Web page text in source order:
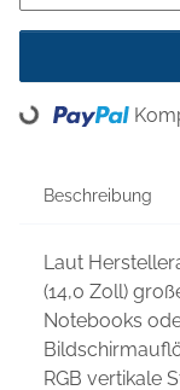
Loading...
Beschreibung
Laut
(14,0 Zoll)
Notebooks
RGB vertikale